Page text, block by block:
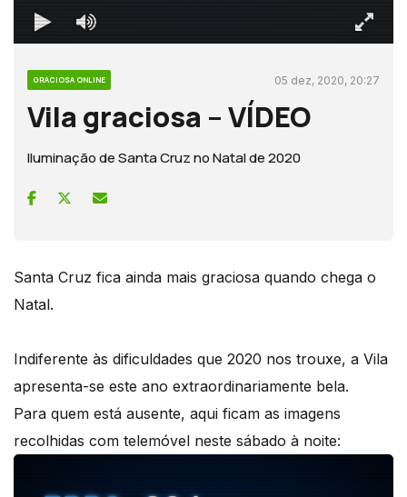
GRACIOSA ONLINE 05 dez, 2020, 20:27
Vila graciosa – VÍDEO
Iluminação de Santa Cruz no Natal de 2020
Santa Cruz fica ainda mais graciosa quando chega o
Natal.
Indiferente às dificuldades que 2020 nos trouxe, a Vila
apresenta-se este ano extraordinariamente bela.
Para quem está ausente, aqui ficam as imagens
recolhidas com telemóvel neste sábado à noite: